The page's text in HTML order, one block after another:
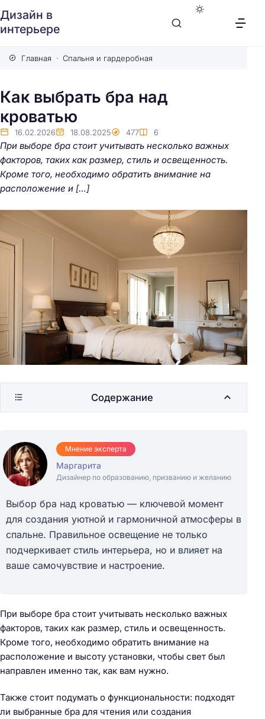
Дизайн в
интерьере
Главная Спальня и гардеробная
Как выбрать бра над
кроватью
16.02.2026 18.08.2025 477 6
При выборе бра стоит учитывать несколько важных
факторов, таких как размер, стиль и освещенность.
Кроме того, необходимо обратить внимание на
расположение и […]
Мнение эксперта
Маргарита
Дизайнер по образованию, призванию и желанию
Выбор бра над кроватью — ключевой момент
для создания уютной и гармоничной атмосферы в
спальне. Правильное освещение не только
подчеркивает стиль интерьера, но и влияет на
ваше самочувствие и настроение.
При выборе бра стоит учитывать несколько важных
факторов, таких как размер, стиль и освещенность.
Кроме того, необходимо обратить внимание на
расположение и высоту установки, чтобы свет был
направлен именно так, как вам нужно.
Также стоит подумать о функциональности: подходят
ли выбранные бра для чтения или создания
Содержание